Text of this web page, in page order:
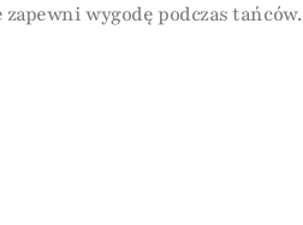
wygodę podczas tańców.